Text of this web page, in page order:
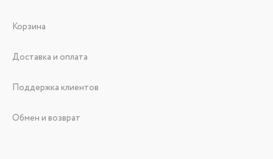
Корзина
Доставка и оплата
Поддержка клиентов
Обмен и возврат